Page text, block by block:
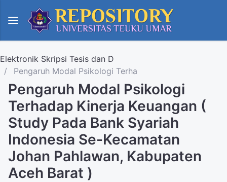
Elektronik Skripsi Tesis dan D
Pengaruh Modal Psikologi Terha
Pengaruh Modal Psikologi
Terhadap Kinerja Keuangan (
Study Pada Bank Syariah
Indonesia Se-Kecamatan
Johan Pahlawan, Kabupaten
Aceh Barat )